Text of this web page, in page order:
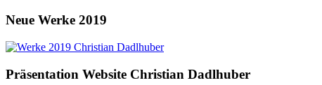
Neue Werke 2019
Präsentation Website Christian Dadlhuber